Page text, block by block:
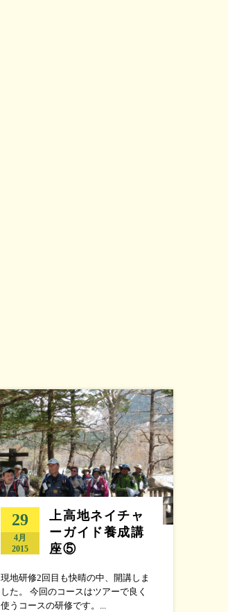
29
4月
2015
上高地ネイチャ
ーガイド養成講
座⑤
現地研修2回目も快晴の中、開講しま
した。 今回のコースはツアーで良く
使うコースの研修です。...